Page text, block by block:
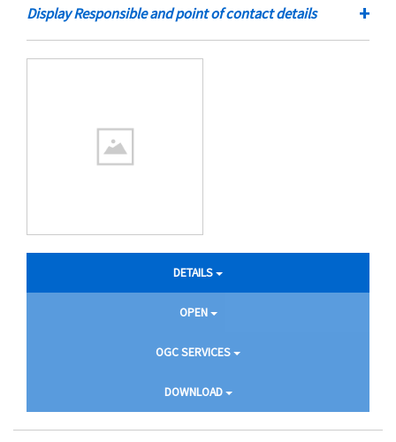
Display Responsible and point of contact details +
DETAILS
OPEN
OGC SERVICES
DOWNLOAD